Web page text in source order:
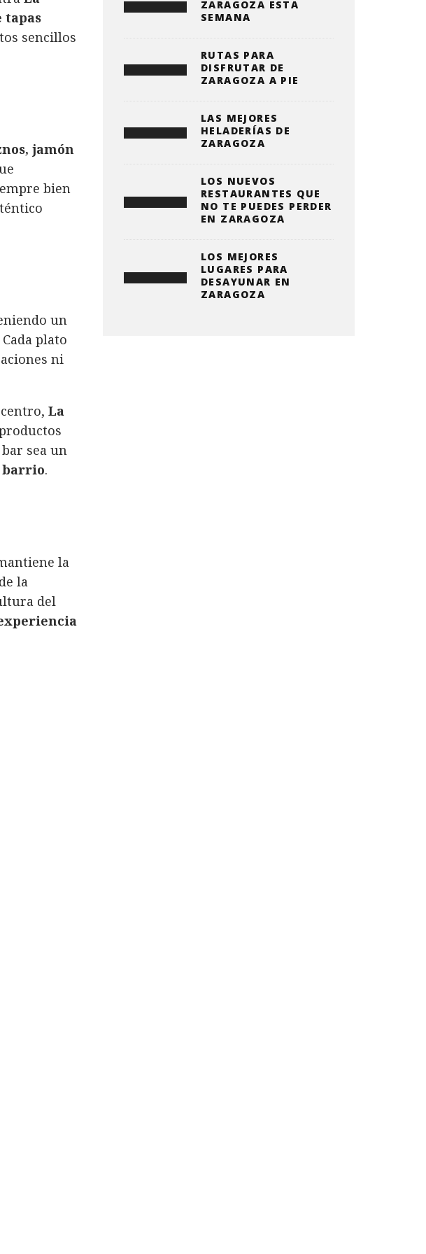
tapas
sencillos
jamón
bien
un
plato
ni
La
sea un
barrio.
la
la
del
ZARAGOZA ESTA
SEMANA
RUTAS PARA
DISFRUTAR DE
ZARAGOZA A PIE
LAS MEJORES
HELADERÍAS DE
ZARAGOZA
LOS NUEVOS
RESTAURANTES QUE
NO TE PUEDES PERDER
EN ZARAGOZA
LOS MEJORES
LUGARES PARA
DESAYUNAR EN
ZARAGOZA